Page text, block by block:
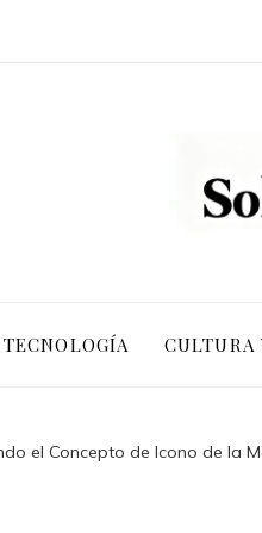
TECNOLOGÍA CULTURA
el Concepto de Icono de la